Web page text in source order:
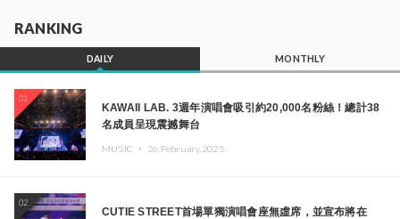
RANKING
DAILY MONTHLY
01
KAWAII LAB. 3週年演唱會吸引約20,000名粉絲！總計38
名成員呈現震撼舞台
MUSIC ・ 26.February.2025
02
CUTIE STREET首場單獨演唱會座無虛席，並宣布將在